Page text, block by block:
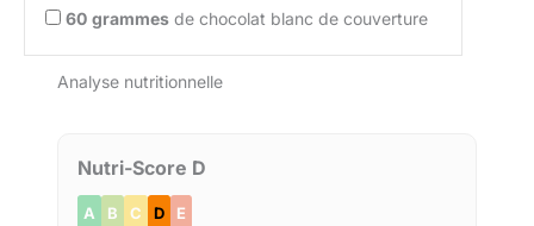
60 grammes de chocolat blanc de couverture
Analyse nutritionnelle
Nutri-Score D
A B C D E